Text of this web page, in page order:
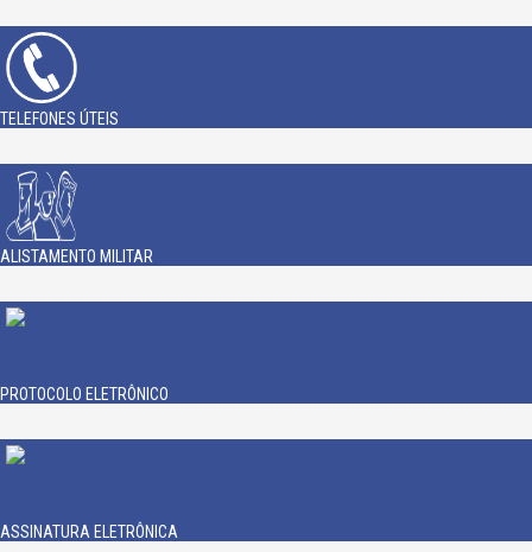
TELEFONES ÚTEIS
ALISTAMENTO MILITAR
PROTOCOLO ELETRÔNICO
ASSINATURA ELETRÔNICA